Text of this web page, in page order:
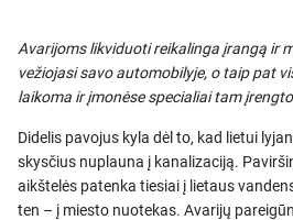
Avarijoms likviduoti reikalinga įrangą ir
vežiojasi savo automobilyje, o taip pat
laikoma ir įmonėse specialiai tam
Didelis pavojus kyla dėl to, kad lietui
skysčius nuplauna į kanalizaciją.
aikštelės patenka tiesiai į lietaus
ten – į miesto nuotekas. Avarijų